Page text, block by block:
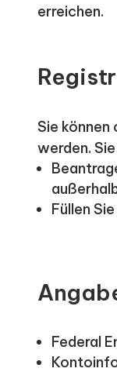
erreichen.
Sie
werden.
Füllen
Federal